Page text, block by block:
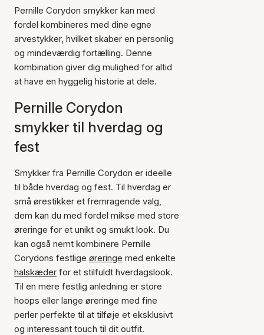
Pernille Corydon smykker kan med
fordel kombineres med dine egne
arvestykker, hvilket skaber en personlig
og mindeværdig fortælling. Denne
kombination giver dig mulighed for altid
at have en hyggelig historie at dele.
Pernille Corydon
smykker til hverdag og
fest
Smykker fra Pernille Corydon er ideelle
til både hverdag og fest. Til hverdag er
små ørestikker et fremragende valg,
dem kan du med fordel mikse med store
øreringe for et unikt og smukt look. Du
kan også nemt kombinere Pernille
Corydons festlige øreringe med enkelte
halskæder for et stilfuldt hverdagslook.
Til en mere festlig anledning er store
hoops eller lange øreringe med fine
perler perfekte til at tilføje et eksklusivt
og interessant touch til dit outfit.